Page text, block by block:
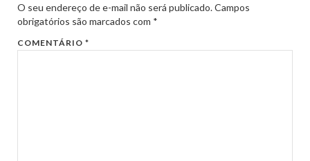
O seu endereço de e-mail não será publicado. Campos
obrigatórios são marcados com *
COMENTÁRIO*